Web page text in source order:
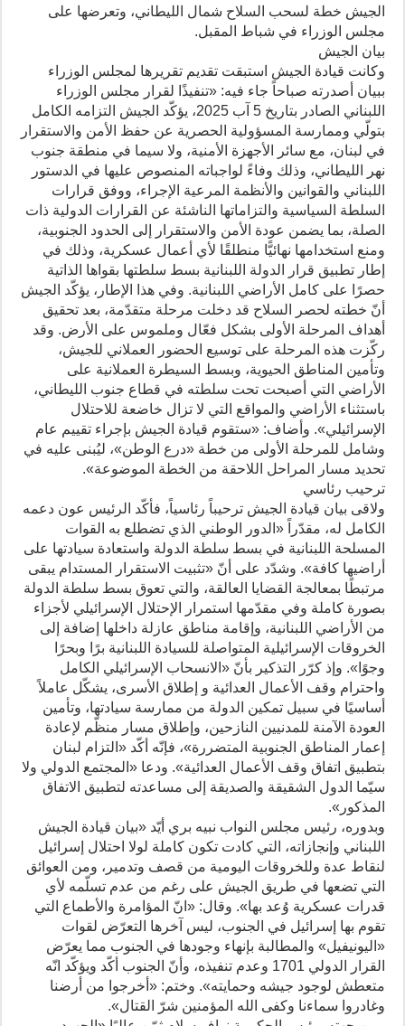
الجيش خطة لسحب السلاح شمال الليطاني، وتعرضها على
مجلس الوزراء في شباط المقبل.
بيان الجيش
وكانت قيادة الجيش استبقت تقديم تقريرها لمجلس الوزراء
ببيان أصدرته صباحاً جاء فيه: «تنفيذًا لقرار مجلس الوزراء
اللبناني الصادر بتاريخ 5 آب 2025، يؤكّد الجيش التزامه الكامل
بتولّي وممارسة المسؤولية الحصرية عن حفظ الأمن والاستقرار
في لبنان، مع سائر الأجهزة الأمنية، ولا سيما في منطقة جنوب
نهر الليطاني، وذلك وفاءً لواجباته المنصوص عليها في الدستور
اللبناني والقوانين والأنظمة المرعية الإجراء، ووفق قرارات
السلطة السياسية والتزاماتها الناشئة عن القرارات الدولية ذات
الصلة، بما يضمن عودة الأمن والاستقرار إلى الحدود الجنوبية،
ومنع استخدامها نهائيًّا منطلقًا لأي أعمال عسكرية، وذلك في
إطار تطبيق قرار الدولة اللبنانية بسط سلطتها بقواها الذاتية
حصرًا على كامل الأراضي اللبنانية. وفي هذا الإطار، يؤكّد الجيش
أنّ خطته لحصر السلاح قد دخلت مرحلة متقدّمة، بعد تحقيق
أهداف المرحلة الأولى بشكل فعّال وملموس على الأرض. وقد
ركّزت هذه المرحلة على توسيع الحضور العملاني للجيش،
وتأمين المناطق الحيوية، وبسط السيطرة العملانية على
الأراضي التي أصبحت تحت سلطته في قطاع جنوب الليطاني،
باستثناء الأراضي والمواقع التي لا تزال خاضعة للاحتلال
الإسرائيلي». وأضاف: «ستقوم قيادة الجيش بإجراء تقييم عام
وشامل للمرحلة الأولى من خطة «درع الوطن»، ليُبنى عليه في
تحديد مسار المراحل اللاحقة من الخطة الموضوعة».
ترحيب رئاسي
ولاقى بيان قيادة الجيش ترحيباً رئاسياً، فأكّد الرئيس عون دعمه
الكامل له، مقدّراً «الدور الوطني الذي تضطلع به القوات
المسلحة اللبنانية في بسط سلطة الدولة واستعادة سيادتها على
أراضيها كافة». وشدّد على أنّ «تثبيت الاستقرار المستدام يبقى
مرتبطًا بمعالجة القضايا العالقة، والتي تعوق بسط سلطة الدولة
بصورة كاملة وفي مقدّمها استمرار الإحتلال الإسرائيلي لأجزاء
من الأراضي اللبنانية، وإقامة مناطق عازلة داخلها إضافة إلى
الخروقات الإسرائيلية المتواصلة للسيادة اللبنانية برًا وبحرًا
وجوًا». وإذ كرّر التذكير بأنّ «الانسحاب الإسرائيلي الكامل
واحترام وقف الأعمال العدائية و إطلاق الأسرى، يشكّل عاملاً
أساسيًا في سبيل تمكين الدولة من ممارسة سيادتها، وتأمين
العودة الآمنة للمدنيين النازحين، وإطلاق مسار منظّم لإعادة
إعمار المناطق الجنوبية المتضررة»، فإنّه أكّد «التزام لبنان
بتطبيق اتفاق وقف الأعمال العدائية». ودعا «المجتمع الدولي ولا
سيّما الدول الشقيقة والصديقة إلى مساعدته لتطبيق الاتفاق
المذكور».
وبدوره، رئيس مجلس النواب نبيه بري أيّد «بيان قيادة الجيش
اللبناني وإنجازاته، التي كادت تكون كاملة لولا احتلال إسرائيل
لنقاط عدة وللخروقات اليومية من قصف وتدمير، ومن العوائق
التي تضعها في طريق الجيش على رغم من عدم تسلّمه لأي
قدرات عسكرية وُعد بها». وقال: «انّ المؤامرة والأطماع التي
تقوم بها إسرائيل في الجنوب، ليس آخرها التعرّض لقوات
«اليونيفيل» والمطالبة بإنهاء وجودها في الجنوب مما يعرّض
القرار الدولي 1701 وعدم تنفيذه، وأنّ الجنوب أكّد ويؤكّد انّه
متعطش لوجود جيشه وحمايته». وختم: «أخرجوا من أرضنا
وغادروا سماءنا وكفى الله المؤمنين شرّ القتال».